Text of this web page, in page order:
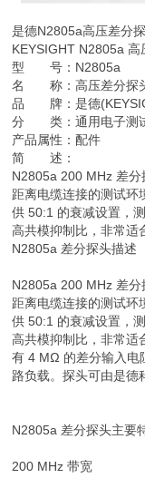
是德N2805a高压差分
KEYSIGHT N2805a
型 号：N2805a
名 称：高压差分探
品 牌：是德
分 类：通用电子测试
产品属性：配件
简 述：
N2805a 200 MHz 差
距离电缆连接的测试环
供 50:1 的衰减设置，
高共模抑制比，非常适
N2805a 差分探头描述
N2805a 200 MHz 差
距离电缆连接的测试环
供 50:1 的衰减设置，
高共模抑制比，非常适
有 4 MΩ 的差分输入电
路负载。探头可由是德
N2805a 差分探头主要
200 MHz 带宽